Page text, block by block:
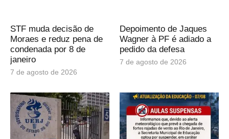
STF muda decisão de
Moraes e reduz pena de
condenada por 8 de
janeiro
7 de agosto de 2026
Depoimento de Jaques
Wagner à PF é adiado a
pedido da defesa
7 de agosto de 2026